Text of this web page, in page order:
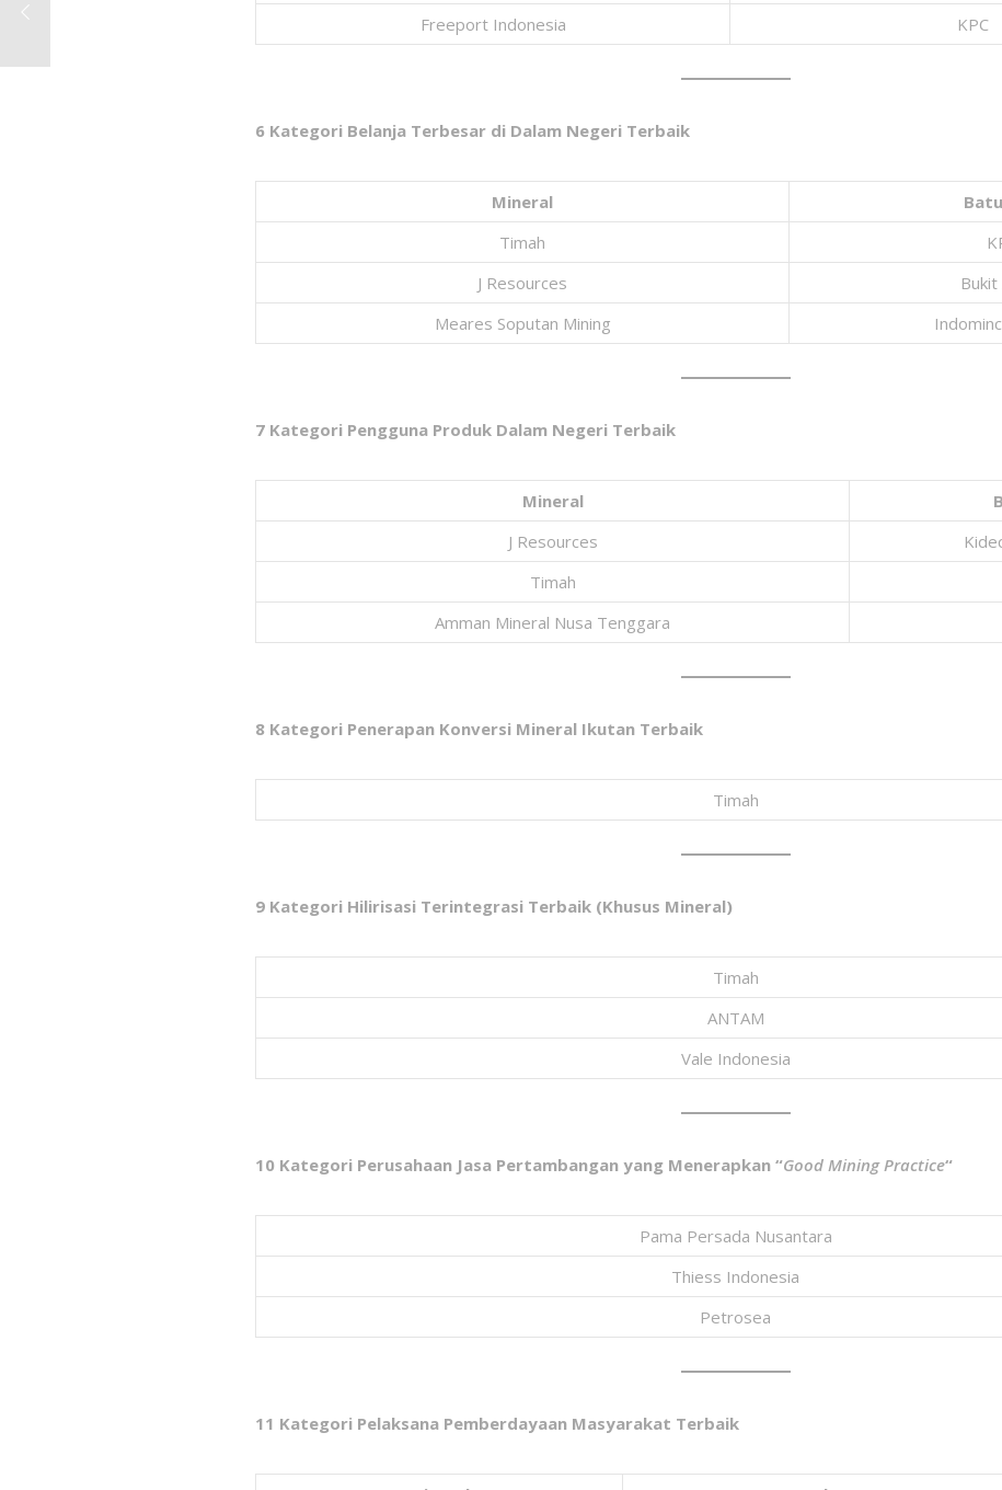
Freeport Indonesia
KPC
6 Kategori Belanja Terbesar di Dalam Negeri Terbaik
Mineral
Timah
J Resources
Bukit
Meares Soputan Mining
7 Kategori Pengguna Produk Dalam Negeri Terbaik
Mineral
J Resources
Timah
Amman Mineral Nusa Tenggara
8 Kategori Penerapan Konversi Mineral Ikutan Terbaik
Timah
9 Kategori Hilirisasi Terintegrasi Terbaik (Khusus Mineral)
Timah
ANTAM
Vale Indonesia
10 Kategori Perusahaan Jasa Pertambangan yang Menerapkan “Good Mining Practice“
Pama Persada Nusantara
Thiess Indonesia
Petrosea
11 Kategori Pelaksana Pemberdayaan Masyarakat Terbaik